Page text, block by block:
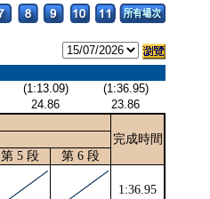
(1:13.09)
(1:36.95)
24.86
23.86
完成時間
第 5 段 第 6 段
1:36.95